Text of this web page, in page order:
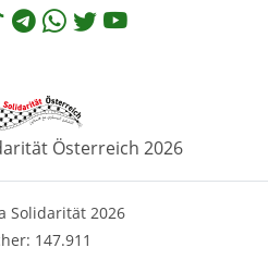
Österreich 2026
Solidarität 2026
147.911